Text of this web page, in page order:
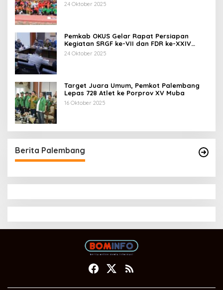
24 Oktober 2025
Pemkab OKUS Gelar Rapat Persiapan
Kegiatan SRGF ke-VII dan FDR ke-XXIV
Tahun 2025
24 Oktober 2025
Target Juara Umum, Pemkot Palembang
Lepas 728 Atlet ke Porprov XV Muba
16 Oktober 2025
Berita Palembang